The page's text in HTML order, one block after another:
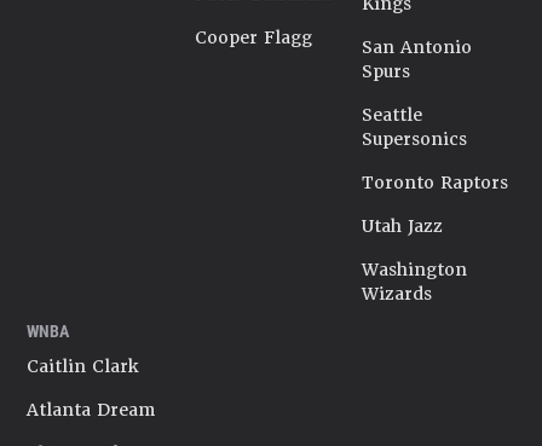
Cooper Flagg
San Antonio
Spurs
Seattle
Supersonics
Toronto Raptors
Utah Jazz
Washington
Wizards
WNBA
Caitlin Clark
Atlanta Dream